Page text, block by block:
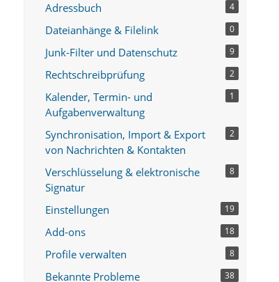
Adressbuch 4
Dateianhänge & Filelink 0
Junk-Filter und Datenschutz 9
Rechtschreibprüfung 2
Kalender, Termin- und
Aufgabenverwaltung
1
Synchronisation, Import & Export
von Nachrichten & Kontakten
2
Verschlüsselung & elektronische
Signatur
8
Einstellungen 19
Add-ons 18
Profile verwalten 8
Bekannte Probleme 38